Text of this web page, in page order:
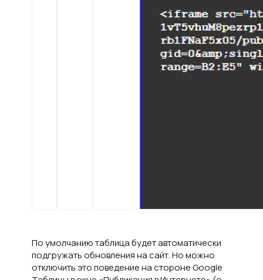
По умолчанию таблица будет автоматически
подгружать обновления на сайт. Но можно
отключить это поведение на стороне Google